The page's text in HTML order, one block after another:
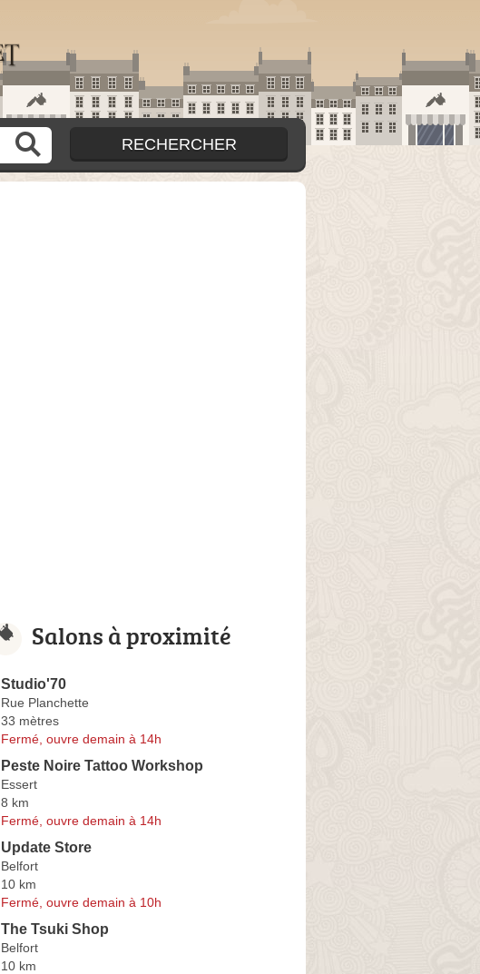
Salons à proximité
Studio'70
Rue Planchette
33 mètres
Fermé, ouvre demain à 14h
Peste Noire Tattoo Workshop
Essert
8 km
Fermé, ouvre demain à 14h
Update Store
Belfort
10 km
Fermé, ouvre demain à 10h
The Tsuki Shop
Belfort
10 km